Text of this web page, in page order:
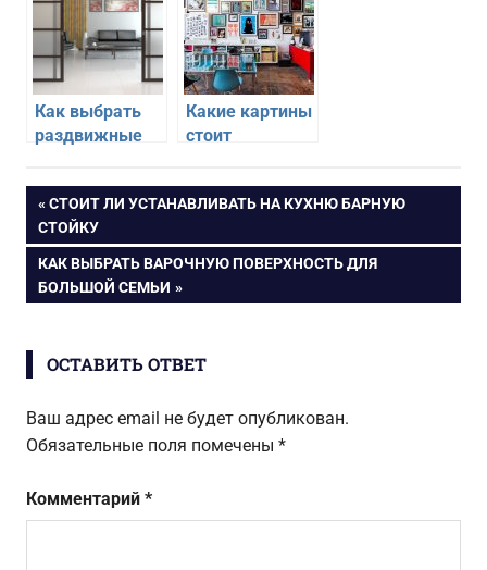
интерьеру
квартиры
Как выбрать
раздвижные
комнату
Какие картины
стоит
чтобы
украсить
Навигация
по
записям
ПРЕДЫДУЩАЯ
ЗАПИСЬ:
СТОИТ ЛИ УСТАНАВЛИВАТЬ НА КУХНЮ БАРНУЮ
СТОЙКУ
СЛЕДУЮЩАЯ
ЗАПИСЬ:
КАК ВЫБРАТЬ ВАРОЧНУЮ ПОВЕРХНОСТЬ ДЛЯ
БОЛЬШОЙ СЕМЬИ
ОСТАВИТЬ ОТВЕТ
Ваш адрес email не будет опубликован.
Обязательные поля помечены *
Комментарий *